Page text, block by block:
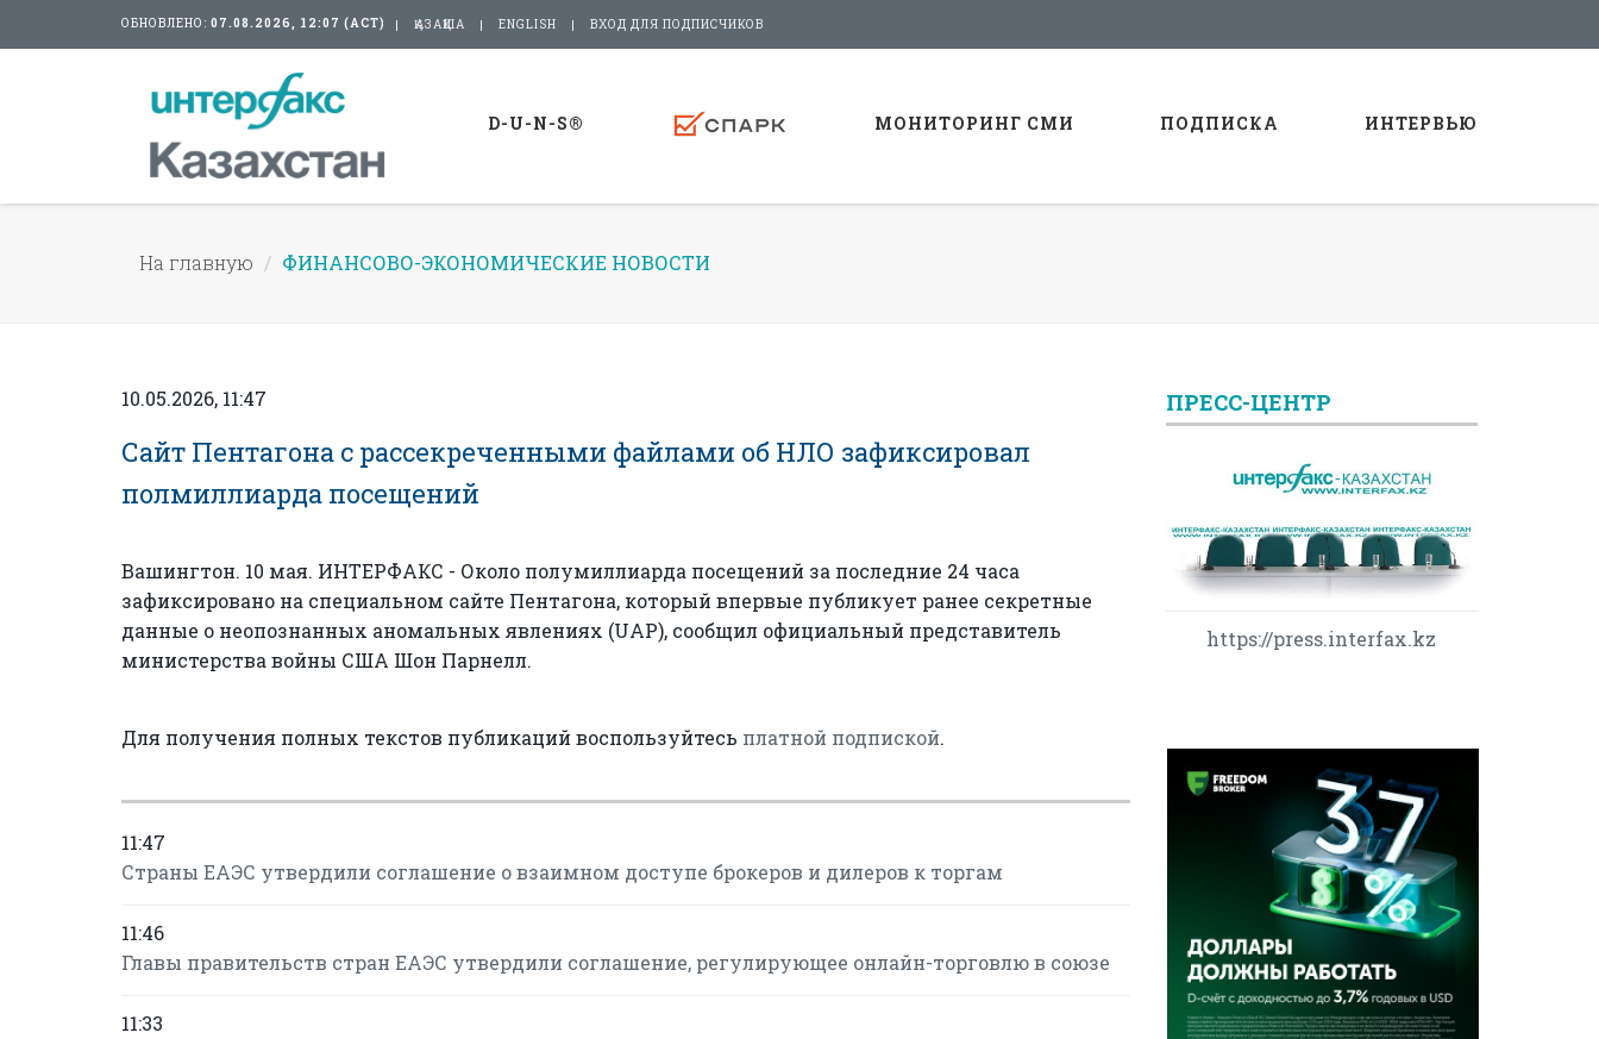
ОБНОВЛЕНО: 07.08.2026, 12:07 (АСТ) ҚАЗАҚША ENGLISH ВХОД ДЛЯ ПОДПИСЧИКОВ
D-U-N-S® МОНИТОРИНГ СМИ ПОДПИСКА ИНТЕРВЬЮ
На главную ФИНАНСОВО-ЭКОНОМИЧЕСКИЕ НОВОСТИ
10.05.2026, 11:47
Сайт Пентагона с рассекреченными файлами об НЛО зафиксировал
полмиллиарда посещений
Вашингтон. 10 мая. ИНТЕРФАКС - Около полумиллиарда посещений за последние 24 часа
зафиксировано на специальном сайте Пентагона, который впервые публикует ранее секретные
данные о неопознанных аномальных явлениях (UAP), сообщил официальный представитель
министерства войны США Шон Парнелл.
Для получения полных текстов публикаций воспользуйтесь платной подпиской.
11:47
Страны ЕАЭС утвердили соглашение о взаимном доступе брокеров и дилеров к торгам
11:46
Главы правительств стран ЕАЭС утвердили соглашение, регулирующее онлайн-торговлю в союзе
11:33
ПРЕСС-ЦЕНТР
https://press.interfax.kz